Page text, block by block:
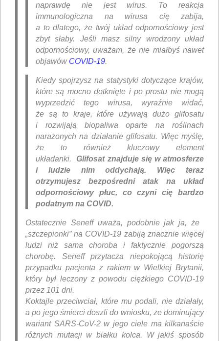
naprawdę nie jest wirus. To reakcja
immunologiczna na wirusa cię zabija,
a to dlatego, że twój układ odpornościowy jest
zbyt słaby. Jeśli masz silny wrodzony układ
odpornościowy, uważam, że nie miałbyś nawet
objawów COVID-19.
Kiedy spojrzysz na statystyki dotyczące krajów,
które są mocno dotknięte i po prostu nie mogą
wyprzedzić tego wirusa, wyraźnie widać,
że są to kraje, które używają dużo glifosatu
i rozwijają biopaliwa oparte na roślinach
narażonych na działanie glifosatu. Więc myślę,
że to również kluczowy element
układanki. Glifosat znajduje się w atmosferze
i ludzie nim oddychają. Więc teraz
otrzymujesz bezpośredni atak na układ
odpornościowy płuc, co czyni cię bardzo
podatnym na COVID.
Ostatecznie Seneff uważa, podobnie jak ja, że ​​
„szczepionki” na COVID-19 zabiją znacznie więcej
ludzi niż sama choroba i faktycznie pogorszą
chorobę. Seneff przytacza niepokojącą historię
przypadku pacjenta z rakiem w Wielkiej Brytanii,
który był leczony z powodu ciężkiego COVID-19
przez 101 dni.
Koktajle przeciwciał, które mu podali, nie działały,
a po jego śmierci doszli do wniosku, że dominujący
wariant SARS-CoV-2 w jego ciele ma kilkanaście
różnych mutacji w białku kolca. W jakiś sposób